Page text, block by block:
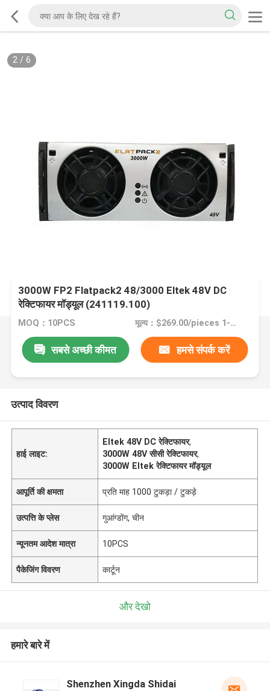
2/ 6
3000W FP2 Flatpack2 48/3000 Eltek 48V DC
रेक्टिफायर मॉड्यूल (241119.100)
MOQ：10PCS मूल्य：$269.00/pieces 1-9 pieces
सबसे अच्छी कीमत हमसे संपर्क करें
उत्पाद विवरण
हाई लाइट:
Eltek 48V DC रेक्टिफायर,
3000W 48V सीसी रेक्टिफायर,
3000W Eltek रेक्टिफायर मॉड्यूल
आपूर्ति की क्षमता प्रति माह 1000 टुकड़ा / टुकड़े
उत्पत्ति के प्लेस गुआंग्डोंग, चीन
न्यूनतम आदेश मात्रा 10PCS
पैकेजिंग विवरण कार्टून
और देखो
हमारे बारे में
Shenzhen Xingda Shidai